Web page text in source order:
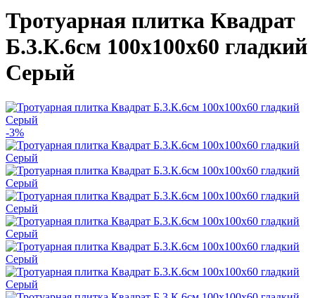
Тротуарная плитка Квадрат
Б.3.К.6см 100х100х60 гладкий
Серый
-3%